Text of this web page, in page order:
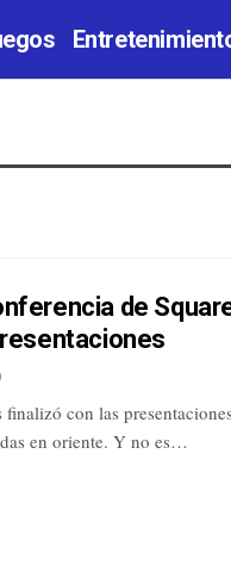
de
con las
en oriente. Y no es…